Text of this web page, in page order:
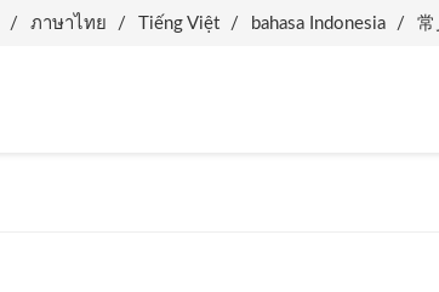
ภาษาไทย Tiếng Việt bahasa Indonesia 常